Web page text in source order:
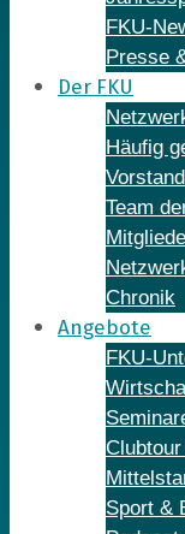
FKU-
Presse
Der FKU
Häufig
Vorstand
Team
Chronik
Angebote
FKU-
Sport &